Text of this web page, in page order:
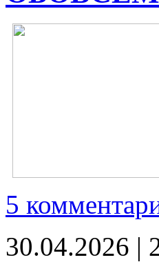
5
30.04.2026 |